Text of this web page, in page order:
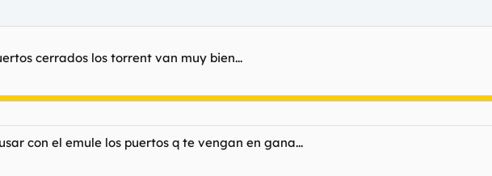
cerrados los torrent van muy bien...
con el emule los puertos q te vengan en gana...